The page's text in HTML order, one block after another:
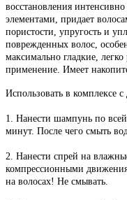
восстановления
элементами, придает
пористости, упругость и
поврежденных волос,
максимально гладкие,
применение. Имеет
Использовать в комплексе
1. Нанести шампунь по
минут. После чего смыть
2. Нанести спрей на
компрессионными
на волосах! Не смывать.